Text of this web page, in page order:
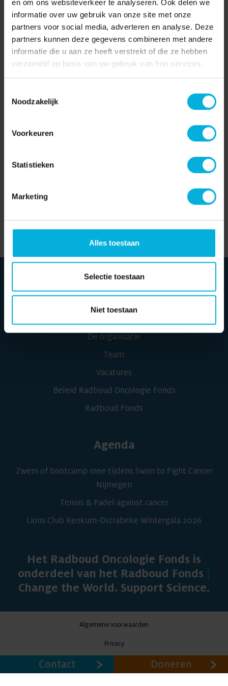
en om ons websiteverkeer te analyseren. Ook delen we
informatie over uw gebruik van onze site met onze
partners voor social media, adverteren en analyse. Deze
partners kunnen deze gegevens combineren met andere
informatie die u aan ze heeft verstrekt of die ze hebben
verzameld op basis van uw gebruik van hun services.
Noodzakelijk
Voorkeuren
Statistieken
Marketing
Alles toestaan
Selectie toestaan
Niet toestaan
Er zijn momenteel geen
openstaande vacatures.
Nog niet gevonden waar je naar
sollicitatie
Open sollicitatie
Over ons
De organisatie
Team
Vacatures
Beleid Radboud Oncologie Fonds
Radboud Fonds
Agenda
Zwem of bootcamp mee tijdens Swim to Fight Cancer
Nijmegen
Tennis & Padel against cancer
Lions Club Renkum-Ostrabeke Wintergala 2026
Het Radboud Oncologie Fonds is
onderdeel van het Radboud Fonds
Change the World. Support Science.
Algemene voorwaarden
Privacy
Contact Doneren